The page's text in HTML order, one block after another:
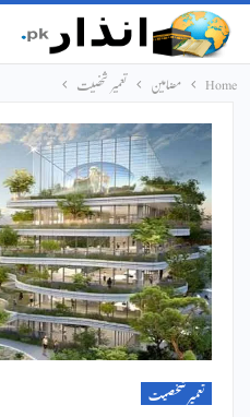
Home مضامین تعمیر شخصیت
تعمیر شخصیت